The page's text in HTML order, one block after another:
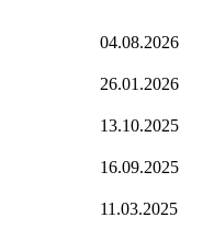
04.08.2026
26.01.2026
13.10.2025
16.09.2025
11.03.2025